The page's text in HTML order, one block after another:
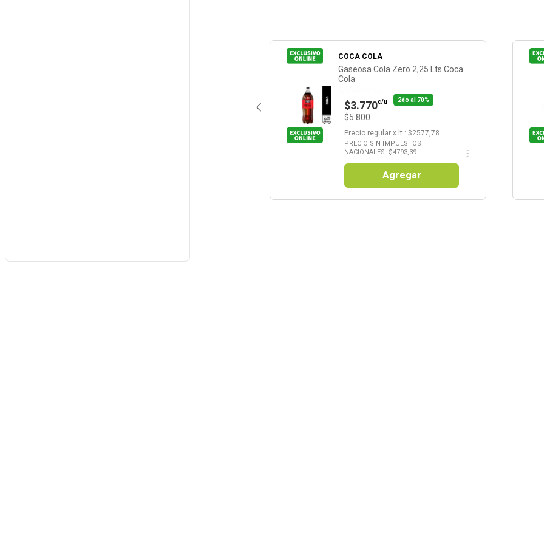
COCA COLA
Gaseosa Cola Zero 2,25 Lts Coca
Cola
$3.770c/u 2do al 70%
$5.800
Precio regular x lt.: $2577,78
PRECIO SIN IMPUESTOS
NACIONALES: $4793,39
Agregar